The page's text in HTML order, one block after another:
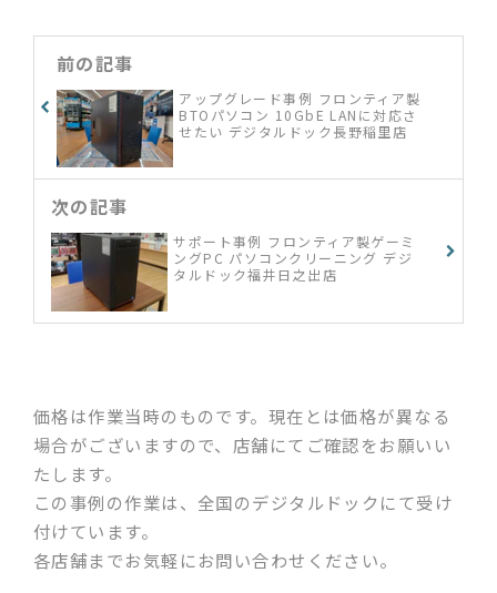
前の記事
アップグレード事例 フロンティア製
BTOパソコン 10GbE LANに対応さ
せたい デジタルドック長野稲里店
次の記事
サポート事例 フロンティア製ゲーミ
ングPC パソコンクリーニング デジ
タルドック福井日之出店
価格は作業当時のものです。現在とは価格が異なる
場合がございますので、店舗にてご確認をお願いい
たします。
この事例の作業は、全国のデジタルドックにて受け
付けています。
各店舗までお気軽にお問い合わせください。